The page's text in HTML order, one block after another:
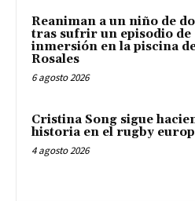
Reaniman a un niño de
tras sufrir un episodio de
inmersión en la piscina
Rosales
6 agosto 2026
Cristina Song sigue
historia en el rugby
4 agosto 2026